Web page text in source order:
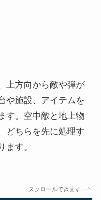
上方向から敵や弾が
や施設、アイテムを
す。空中敵と地上物
どちらを先に処理す
ます。
スクロールできます